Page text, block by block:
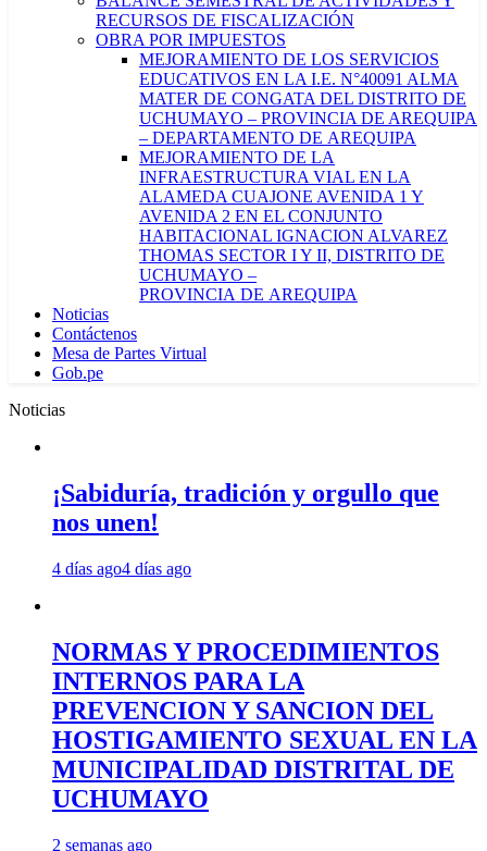
RECURSOS DE FISCALIZACIÓN
OBRA POR IMPUESTOS
MEJORAMIENTO DE LOS SERVICIOS
EDUCATIVOS EN LA I.E. N°40091 ALMA
MATER DE CONGATA DEL DISTRITO DE
UCHUMAYO – PROVINCIA DE AREQUIPA
– DEPARTAMENTO DE AREQUIPA
MEJORAMIENTO DE LA
INFRAESTRUCTURA VIAL EN LA
ALAMEDA CUAJONE AVENIDA 1 Y
AVENIDA 2 EN EL CONJUNTO
HABITACIONAL IGNACION ALVAREZ
THOMAS SECTOR I Y II, DISTRITO DE
UCHUMAYO –
PROVINCIA DE AREQUIPA
Noticias
Contáctenos
Mesa de Partes Virtual
Gob.pe
Noticias
¡Sabiduría, tradición y orgullo que
nos unen!
4 días ago4 días ago
NORMAS Y PROCEDIMIENTOS
INTERNOS PARA LA
PREVENCION Y SANCION DEL
HOSTIGAMIENTO SEXUAL EN LA
MUNICIPALIDAD DISTRITAL DE
UCHUMAYO
2 semanas ago